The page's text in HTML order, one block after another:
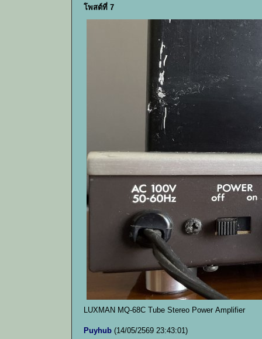
โพสต์ที่ 7
LUXMAN MQ-68C Tube Stereo Power Amplifier
Puyhub (14/05/2569 23:43:01)